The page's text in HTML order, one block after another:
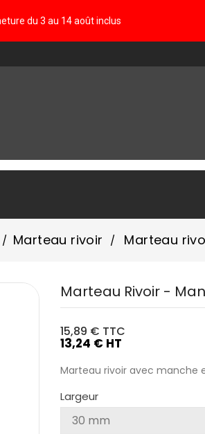
du 3 au 14 août inclus
Marteau rivoir Marteau
Marteau Rivoir -
15,89 € TTC
13,24 € HT
Marteau rivoir avec manche
Largeur